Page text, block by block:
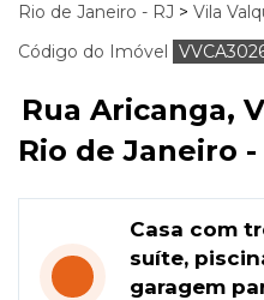
Rio de Janeiro - RJ > Vila
Código do Imóvel
Rua Aricanga,
Rio de Janeiro -
Casa com
suíte,
garagem